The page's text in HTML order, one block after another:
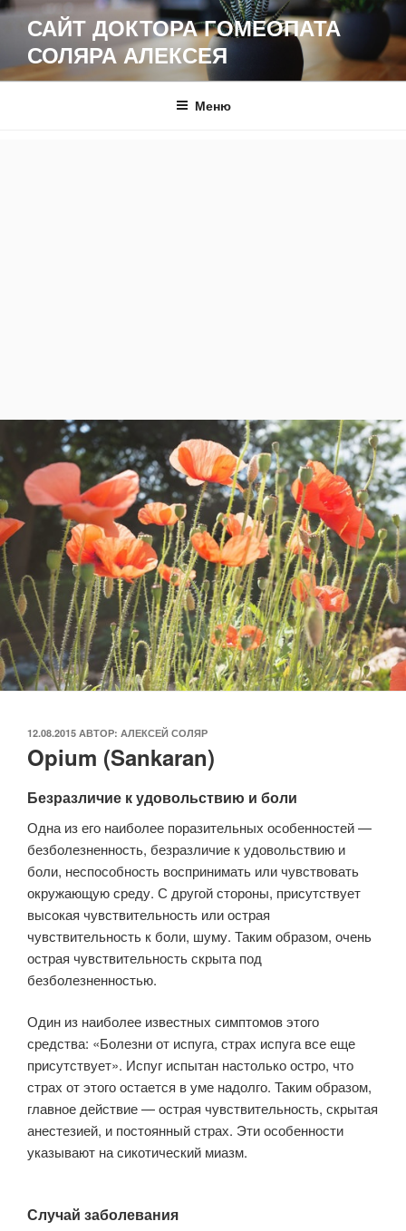
Перейти
содержимому
САЙТ ДОКТОРА ГОМЕОПАТА
СОЛЯРА АЛЕКСЕЯ
Меню
ОПУБЛИКОВАНО
12.08.2015 АВТОР: АЛЕКСЕЙ СОЛЯР
Opium (Sankaran)
Безразличие к удовольствию и боли
Одна из его наиболее поразительных особенностей —
безболезненность, безразличие к удовольствию и
боли, неспособность воспринимать или чувствовать
окружающую среду. С другой стороны, присутствует
высокая чувствительность или острая
чувствительность к боли, шуму. Таким образом, очень
острая чувствительность скрыта под
безболезненностью.
Один из наиболее известных симптомов этого
средства: «Болезни от испуга, страх испуга все еще
присутствует». Испуг испытан настолько остро, что
страх от этого остается в уме надолго. Таким образом,
главное действие — острая чувствительность, скрытая
анестезией, и постоянный страх. Эти особенности
указывают на сикотический миазм.
Случай заболевания